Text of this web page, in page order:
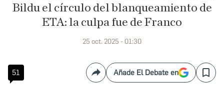
Bildu el círculo del blanqueamiento de
ETA: la culpa fue de Franco
25 oct. 2025 - 01:30
51 CompartirAñade El Debate en Save